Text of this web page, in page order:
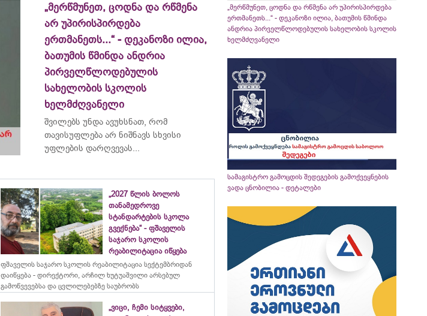
„მერწმუნეთ, ცოდნა და რწმენა
არ უპირისპირდება
ერთმანეთს...“ - დეკანოზი ილია,
ბათუმის წმინდა ანდრია
პირველწლოდებულის
სახელობის სკოლის
ხელმძღვანელი
შვილებს უნდა ავუხსნათ, რომ
თავისუფლება არ ნიშნავს სხვისი
უფლების დარღვევას...
„2027 წლის ბოლოს
თანამედროვე
სტანდარტების სკოლა
გვექნება“ - ფშაველის
საჯარო სკოლის
რეაბილიტაცია იწყება
ფშაველის საჯარო სკოლის რეაბილიტაცია სექტემბრიდან
დაიწყება - დირექტორი, არჩილ ხუტუაშვილი არსებულ
გამოწვევებსა და ცვლილებებზე საუბრობს
„ვიცი, ჩემი სიტყვები,
„მერწმუნეთ, ცოდნა და რწმენა არ უპირისპირდება
ერთმანეთს...“ - დეკანოზი ილია, ბათუმის წმინდა
ანდრია პირველწლოდებულის სახელობის სკოლის
ხელმძღვანელი
სამაგისტრო გამოცდის შედეგების გამოქვეყნების
ვადა ცნობილია - დეტალები